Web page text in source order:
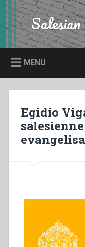
Skip
to
content
Search Salesian
MENU
Egidio